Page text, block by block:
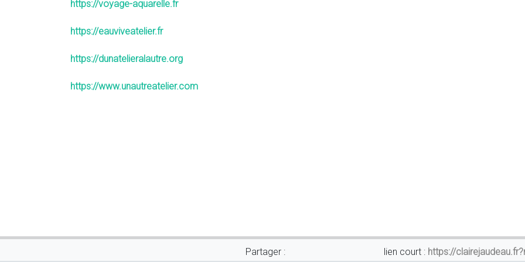
https://voyage-aquarelle.fr
https://eauviveatelier.fr
https://dunatelieralautre.org
https://www.unautreatelier.com
Partager : lien court : https://